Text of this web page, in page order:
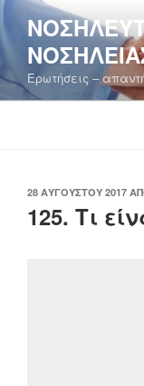
Μετάβαση
στο
περιεχόμενο
Ερωτήσεις –
ΔΗΜΟΣΙΕΎΤΗΚΕ
ΣΤΙΣ
28 ΑΥΓΟΎΣΤΟΥ 2017
125. Τι